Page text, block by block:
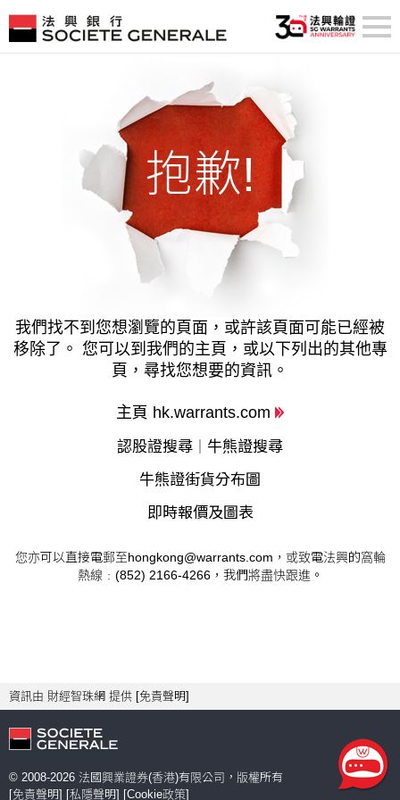
抱歉!
我們找不到您想瀏覽的頁面，或許該頁面可能已經被
移除了。 您可以到我們的主頁，或以下列出的其他專
頁，尋找您想要的資訊。
主頁 hk.warrants.com
認股證搜尋
牛熊證搜尋
牛熊證街貨分布圖
即時報價及圖表
您亦可以直接電郵至hongkong@warrants.com ，或致電法興的窩輪
熱線﹕(852) 2166-4266，我們將盡快跟進。
資訊由 財經智珠網 提供 [免責聲明]
© 2008-2026 法國興業證券(香港)有限公司，版權所有
[免責聲明] [私隱聲明] [Cookie政策]